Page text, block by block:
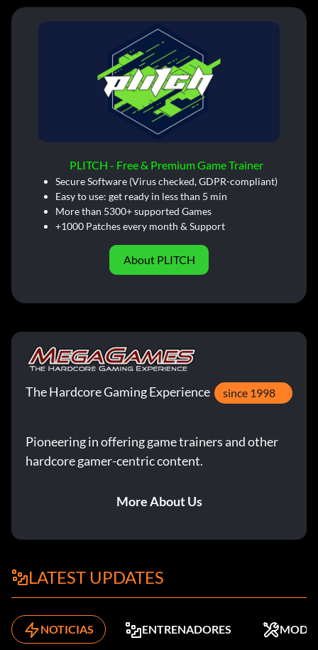
PLITCH - Free & Premium Game Trainer
Secure Software (Virus checked, GDPR-compliant)
Easy to use: get ready in less than 5 min
More than 5300+ supported Games
+1000 Patches every month & Support
About PLITCH
The Hardcore Gaming Experience since 1998
Pioneering in offering game trainers and other
hardcore gamer-centric content.
More About Us
LATEST UPDATES
NOTICIAS ENTRENADORES MODS